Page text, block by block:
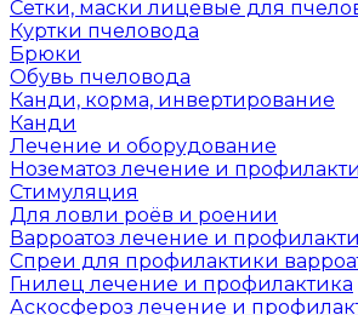
Сетки, маски лицевые для
Куртки пчеловода
Брюки
Обувь пчеловода
Канди, корма, инвертирование
Канди
Лечение и оборудование
Нозематоз лечение и
Стимуляция
Для ловли роёв и роении
Варроатоз лечение и
Спреи для профилактики
Гнилец лечение и профилактика
Аскосфероз лечение и